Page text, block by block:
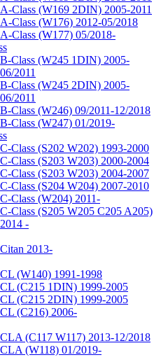
A-Class (W169 2DIN) 2005-2011
A-Class (W176) 2012-05/2018
A-Class (W177) 05/2018-
B-Class (W245 1DIN) 2005-
06/2011
B-Class (W245 2DIN) 2005-
06/2011
B-Class (W246) 09/2011-12/2018
B-Class (W247) 01/2019-
C-Class (S202 W202) 1993-2000
C-Class (S203 W203) 2000-2004
C-Class (S203 W203) 2004-2007
C-Class (S204 W204) 2007-2010
C-Class (W204) 2011-
C-Class (S205 W205 C205 A205)
2014 -
Citan 2013-
CL (W140) 1991-1998
CL (C215 1DIN) 1999-2005
CL (C215 2DIN) 1999-2005
CL (C216) 2006-
CLA (C117 W117) 2013-12/2018
CLA (W118) 01/2019-